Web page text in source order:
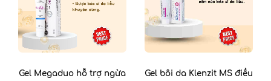
Gel Megaduo hỗ trợ ngừa
Gel bôi da Klenzit MS điều